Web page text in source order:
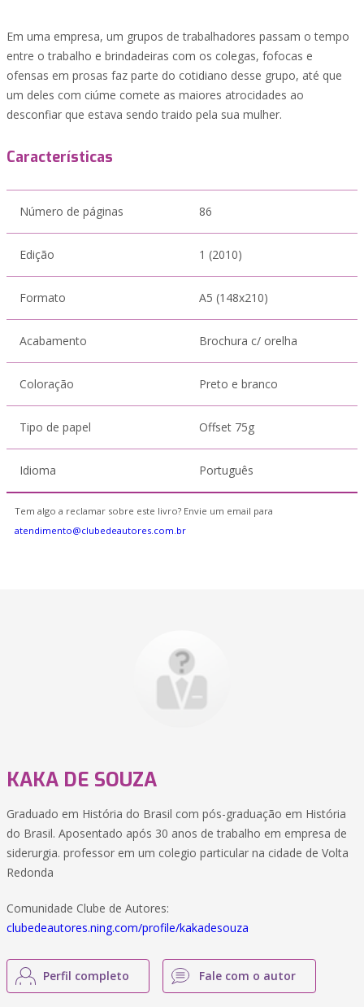
Em uma empresa, um grupos de trabalhadores passam o tempo
entre o trabalho e brindadeiras com os colegas, fofocas e
ofensas em prosas faz parte do cotidiano desse grupo, até que
um deles com ciúme comete as maiores atrocidades ao
desconfiar que estava sendo traido pela sua mulher.
Características
Número de páginas 86
Edição 1 (2010)
Formato A5 (148x210)
Acabamento Brochura c/ orelha
Coloração Preto e branco
Tipo de papel Offset 75g
Idioma Português
Tem algo a reclamar sobre este livro? Envie um email para
atendimento@clubedeautores.com.br
KAKA DE SOUZA
Graduado em História do Brasil com pós-graduação em História
do Brasil. Aposentado após 30 anos de trabalho em empresa de
siderurgia. professor em um colegio particular na cidade de Volta
Redonda
Comunidade Clube de Autores:
clubedeautores.ning.com/profile/kakadesouza
Perfil completo Fale com o autor